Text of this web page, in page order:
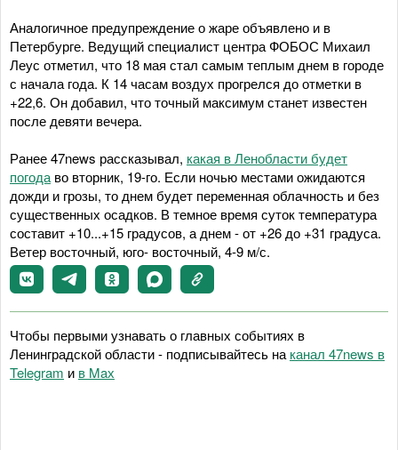
Аналогичное предупреждение о жаре объявлено и в
Петербурге. Ведущий специалист центра ФОБОС Михаил
Леус отметил, что 18 мая стал самым теплым днем в городе
с начала года. К 14 часам воздух прогрелся до отметки в
+22,6. Он добавил, что точный максимум станет известен
после девяти вечера.
Ранее 47news рассказывал, какая в Ленобласти будет
погода во вторник, 19-го. Если ночью местами ожидаются
дожди и грозы, то днем будет переменная облачность и без
существенных осадков. В темное время суток температура
составит +10...+15 градусов, а днем - от +26 до +31 градуса.
Ветер восточный, юго- восточный, 4-9 м/с.
Чтобы первыми узнавать о главных событиях в
Ленинградской области - подписывайтесь на канал 47news в
Telegram и в Maх